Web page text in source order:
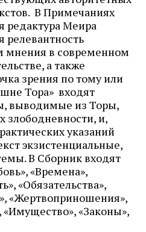
В Примечаниях
редактура Меира
релевантность
мнения в современном
а также
зрения по тому или
Тора» входят
выводимые из Торы,
злободневности, и,
указаний
экзистенциальные,
В Сборник входят
«Времена»,
«Обязательства»,
«Жертвоприношения»,
«Законы»,